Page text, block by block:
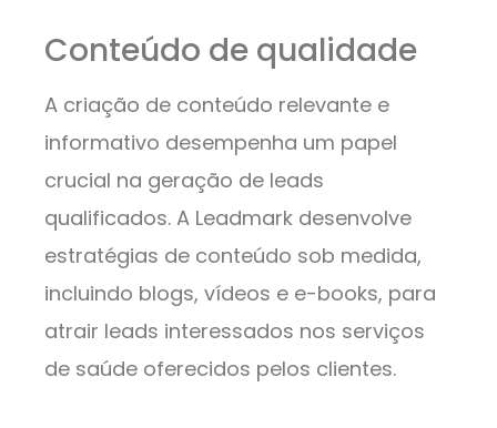
Conteúdo de qualidade
A criação de conteúdo relevante e
informativo desempenha um papel
crucial na geração de leads
qualificados. A Leadmark desenvolve
estratégias de conteúdo sob medida,
incluindo blogs, vídeos e e-books, para
atrair leads interessados nos serviços
de saúde oferecidos pelos clientes.